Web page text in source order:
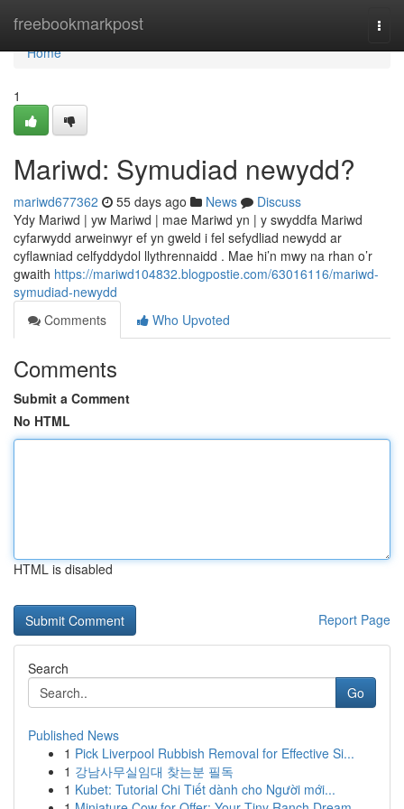
freebookmarkpost
Home
Home
1
Mariwd: Symudiad newydd?
mariwd677362 55 days ago News
Discuss
Ydy Mariwd | yw Mariwd | mae Mariwd yn | y swyddfa Mariwd
cyfarwydd arweinwyr ef yn gweld i fel sefydliad newydd ar
cyflawniad celfyddydol llythrennaidd . Mae hi’n mwy na rhan o’r
gwaith https://mariwd104832.blogpostie.com/63016116/mariwd-
symudiad-newydd
Comments
Who Upvoted
Comments
Submit a Comment
No HTML
HTML is disabled
Report Page
Search
Go
Published News
1 Pick Liverpool Rubbish Removal for Effective Si...
1 강남사무실임대 찾는분 필독
1 Kubet: Tutorial Chi Tiết dành cho Người mới...